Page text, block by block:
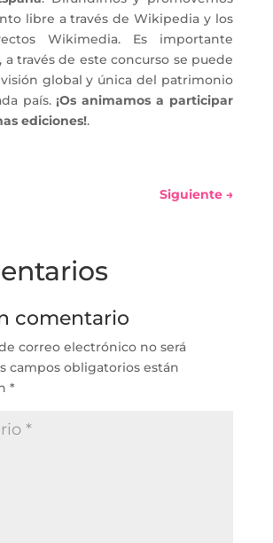
libre a través de Wikipedia y los
Wikimedia. Es importante
a través de este concurso se puede
global y única del patrimonio
país.¡Os animamos a participar
ediciones!.
Siguiente →
comentario
correo electrónico no será
campos obligatorios están
*